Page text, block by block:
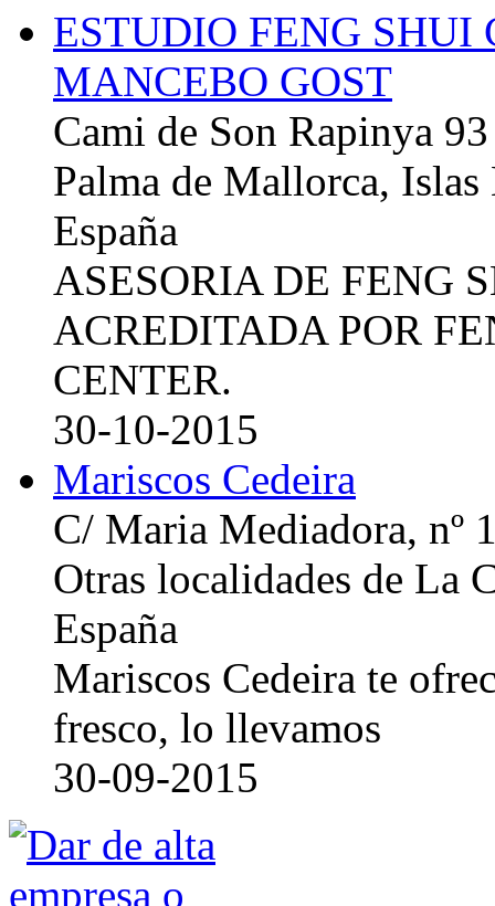
ESTUDIO FENG
MANCEBO GOST
Cami de Son Rapinya 93
Palma de Mallorca, Islas
España
ASESORIA DE FENG
ACREDITADA POR
CENTER.
30-10-2015
Mariscos Cedeira
C/ Maria Mediadora, nº
Otras localidades de La
España
Mariscos Cedeira te
fresco, lo llevamos
30-09-2015